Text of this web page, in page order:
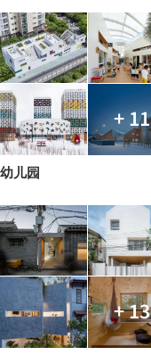
+ 11
幼儿园
+ 13